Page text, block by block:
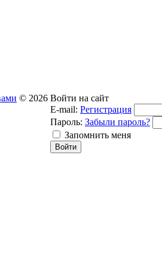
Войти на сайт
E-mail: Регистрация
Пароль: Забыли пароль?
Запомнить меня
© 2026